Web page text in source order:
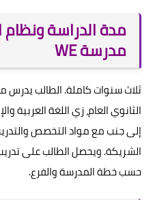
مدة الدراسة ونظام
مدرسة WE
ثلاث سنوات كاملة. الطالب يدرس
الثانوي العام، زي اللغة العربية
إلى جنب مع مواد التخصص
الشريكة. ويحصل الطالب على
حسب خطة المدرسة والفرع.